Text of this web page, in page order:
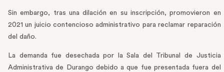
Sin embargo, tras una dilación en su inscripción, promovieron en
2021 un juicio contencioso administrativo para reclamar reparación
del daño.
La demanda fue desechada por la Sala del Tribunal de Justicia
Administrativa de Durango debido a que fue presentada fuera del